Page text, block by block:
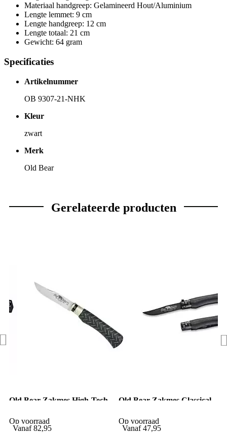
Materiaal handgreep: Gelamineerd Hout/Aluminium
Lengte lemmet: 9 cm
Lengte handgreep: 12 cm
Lengte totaal: 21 cm
Gewicht: 64 gram
Specificaties
Artikelnummer
OB 9307-21-NHK
Kleur
zwart
Merk
Old Bear
Gerelateerde producten
Old Bear Zakmes High-Tech
Op voorraad
Vanaf 82,95
Old Bear Zakmes Classical
Op voorraad
Vanaf 47,95